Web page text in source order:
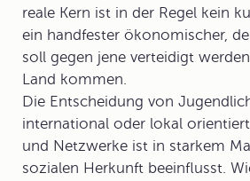
reale Kern ist in der Regel kein
ein handfester ökonomischer,
soll gegen jene verteidigt
Land kommen.
Die Entscheidung von
international oder lokal
und Netzwerke ist in starkem
sozialen Herkunft beeinflusst.